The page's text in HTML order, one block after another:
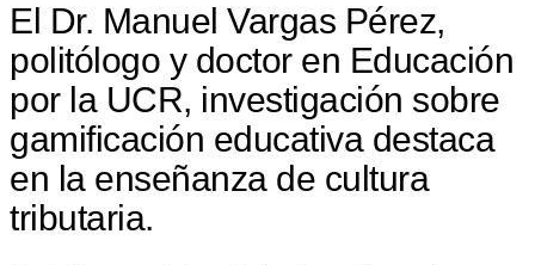
El Dr. Manuel Vargas Pérez,
politólogo y doctor en Educación
por la UCR, investigación sobre
gamificación educativa destaca
en la enseñanza de cultura
tributaria.